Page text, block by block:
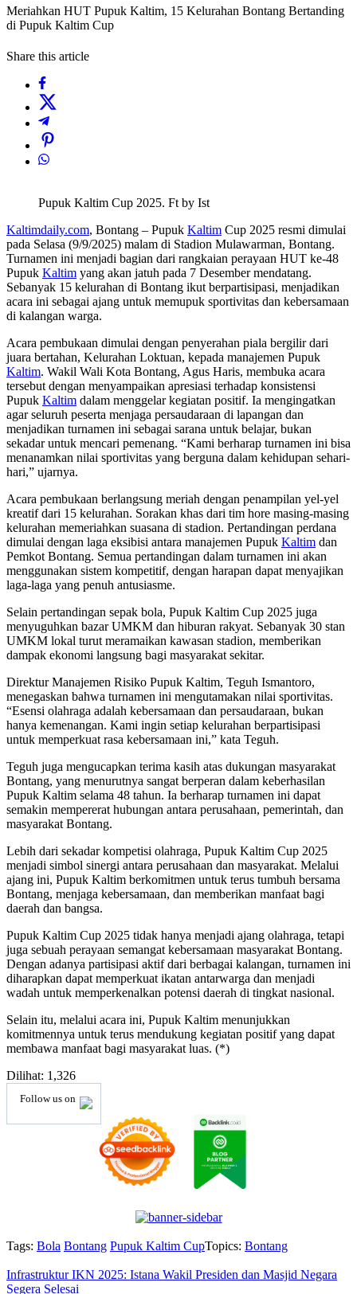
Meriahkan HUT Pupuk Kaltim, 15 Kelurahan Bontang Bertanding
di Pupuk Kaltim Cup
Share this article
Pupuk Kaltim Cup 2025. Ft by Ist
Kaltimdaily.com, Bontang – Pupuk Kaltim Cup 2025 resmi dimulai
pada Selasa (9/9/2025) malam di Stadion Mulawarman, Bontang.
Turnamen ini menjadi bagian dari rangkaian perayaan HUT ke-48
Pupuk Kaltim yang akan jatuh pada 7 Desember mendatang.
Sebanyak 15 kelurahan di Bontang ikut berpartisipasi, menjadikan
acara ini sebagai ajang untuk memupuk sportivitas dan kebersamaan
di kalangan warga.
Acara pembukaan dimulai dengan penyerahan piala bergilir dari
juara bertahan, Kelurahan Loktuan, kepada manajemen Pupuk
Kaltim. Wakil Wali Kota Bontang, Agus Haris, membuka acara
tersebut dengan menyampaikan apresiasi terhadap konsistensi
Pupuk Kaltim dalam menggelar kegiatan positif. Ia mengingatkan
agar seluruh peserta menjaga persaudaraan di lapangan dan
menjadikan turnamen ini sebagai sarana untuk belajar, bukan
sekadar untuk mencari pemenang. “Kami berharap turnamen ini bisa
menanamkan nilai sportivitas yang berguna dalam kehidupan sehari-
hari,” ujarnya.
Acara pembukaan berlangsung meriah dengan penampilan yel-yel
kreatif dari 15 kelurahan. Sorakan khas dari tim hore masing-masing
kelurahan memeriahkan suasana di stadion. Pertandingan perdana
dimulai dengan laga eksibisi antara manajemen Pupuk Kaltim dan
Pemkot Bontang. Semua pertandingan dalam turnamen ini akan
menggunakan sistem kompetitif, dengan harapan dapat menyajikan
laga-laga yang penuh antusiasme.
Selain pertandingan sepak bola, Pupuk Kaltim Cup 2025 juga
menyuguhkan bazar UMKM dan hiburan rakyat. Sebanyak 30 stan
UMKM lokal turut meramaikan kawasan stadion, memberikan
dampak ekonomi langsung bagi masyarakat sekitar.
Direktur Manajemen Risiko Pupuk Kaltim, Teguh Ismantoro,
menegaskan bahwa turnamen ini mengutamakan nilai sportivitas.
“Esensi olahraga adalah kebersamaan dan persaudaraan, bukan
hanya kemenangan. Kami ingin setiap kelurahan berpartisipasi
untuk memperkuat rasa kebersamaan ini,” kata Teguh.
Teguh juga mengucapkan terima kasih atas dukungan masyarakat
Bontang, yang menurutnya sangat berperan dalam keberhasilan
Pupuk Kaltim selama 48 tahun. Ia berharap turnamen ini dapat
semakin mempererat hubungan antara perusahaan, pemerintah, dan
masyarakat Bontang.
Lebih dari sekadar kompetisi olahraga, Pupuk Kaltim Cup 2025
menjadi simbol sinergi antara perusahaan dan masyarakat. Melalui
ajang ini, Pupuk Kaltim berkomitmen untuk terus tumbuh bersama
Bontang, menjaga kebersamaan, dan memberikan manfaat bagi
daerah dan bangsa.
Pupuk Kaltim Cup 2025 tidak hanya menjadi ajang olahraga, tetapi
juga sebuah perayaan semangat kebersamaan masyarakat Bontang.
Dengan adanya partisipasi aktif dari berbagai kalangan, turnamen ini
diharapkan dapat memperkuat ikatan antarwarga dan menjadi
wadah untuk memperkenalkan potensi daerah di tingkat nasional.
Selain itu, melalui acara ini, Pupuk Kaltim menunjukkan
komitmennya untuk terus mendukung kegiatan positif yang dapat
membawa manfaat bagi masyarakat luas. (*)
Dilihat: 1,326
Follow us on
Tags: Bola Bontang Pupuk Kaltim CupTopics: Bontang
Infrastruktur IKN 2025: Istana Wakil Presiden dan Masjid Negara
Segera Selesai